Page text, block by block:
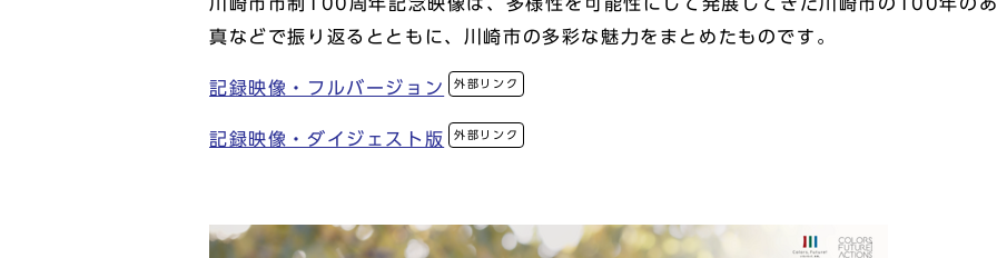
真などで振り返るとともに、川崎市の多彩な魅力をまとめたものです。
記録映像・フルバージョン 外部リンク
記録映像・ダイジェスト版 外部リンク